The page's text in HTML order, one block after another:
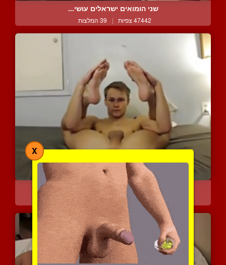
שני הומואים ישראלים עושי...
47442 צפיות | 39 המלצות
אי אפשר שלא לאהוב את הטו...
6574 צפיות | 3 המלצות
X